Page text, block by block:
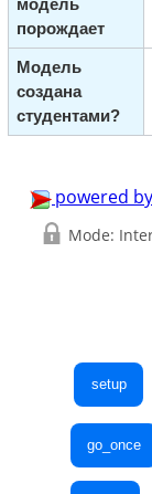
модель
порождает
Модель
создана
студентами?